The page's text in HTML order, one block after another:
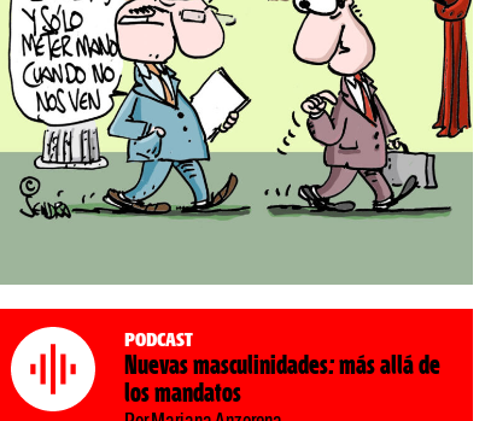
Podcast
Nuevas masculinidades: más allá de
los mandatos